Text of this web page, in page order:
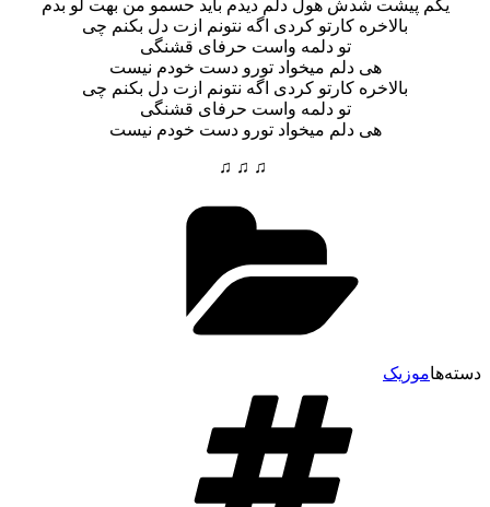
پیشت شدش هول دلم دیدم باید حسمو من بهت لو بدم
بالاخره کارتو کردی اگه نتونم ازت دل بکنم چی
تو دلمه واست حرفای قشنگی
هی دلم میخواد تورو دست خودم نیست
بالاخره کارتو کردی اگه نتونم ازت دل بکنم چی
تو دلمه واست حرفای قشنگی
هی دلم میخواد تورو دست خودم نیست
موزیک